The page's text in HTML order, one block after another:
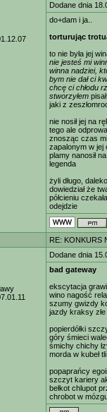
Dodane dnia
do+dam i ja..
torturując
to nie była jej
nie jesteś mi
winna nadziei,
bym nie dał ci
chcę ci chłodu
stworzyłem
jaki z
nie nosił jej na
tego ale
znosząc czas
zapalonym w jej
plamy nanosił
legenda
żyli długo,
dowiedział że
półcieniu
odejdzie
RE: KONKURS
Dodane dnia
bad gateway
ekscytacja
wino nagość
szumy gwizdy
jazdy kraksy
popierdółki
góry śmieci
śmichy chichy
morda w kubeł
popaprańcy
szczyt kariery
bełkot chlupot
chrobot w